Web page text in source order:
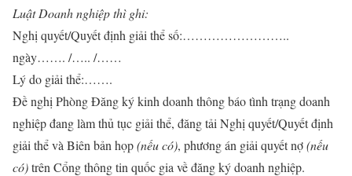
Luật Doanh nghiệp thì ghi:
Nghị quyết/Quyết định giải thể số:……………………..
ngày……. /….. /……
Lý do giải thể:…….
Đề nghị Phòng Đăng ký kinh doanh thông báo tình trạng doanh
nghiệp đang làm thủ tục giải thể, đăng tải Nghị quyết/Quyết định
giải thể và Biên bản họp(nếu có), phương án giải quyết nợ(nếu
có)trên Cổng thông tin quốc gia về đăng ký doanh nghiệp.